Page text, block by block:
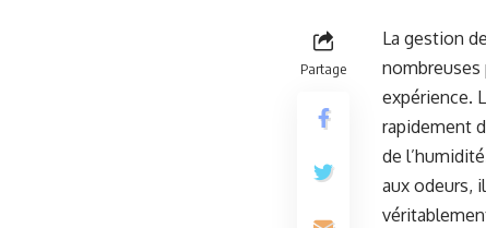
Partage
La gestion
nombreuses
expérience.
rapidement
de
aux odeurs,